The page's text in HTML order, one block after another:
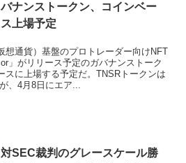
バナンストークン、コインベー
ス上場予定
想通貨）基盤のプロトレーダー向けNFT
」がリリース予定のガバナンストーク
スに上場する予定だ。TNSRトークンは
、4月8日にエア...
対SEC裁判のグレースケール勝